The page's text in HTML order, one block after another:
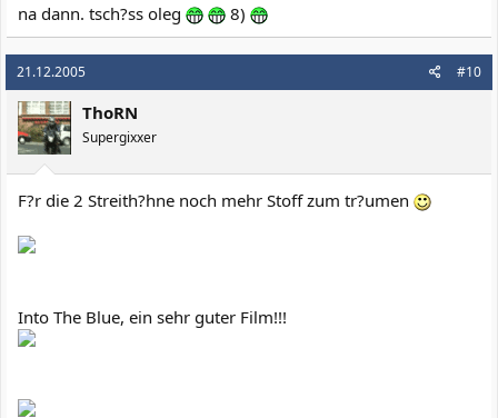
na dann. tsch?ss oleg 8)
21.12.2005 #10
ThoRN
Supergixxer
F?r die 2 Streith?hne noch mehr Stoff zum tr?umen
Into The Blue, ein sehr guter Film!!!